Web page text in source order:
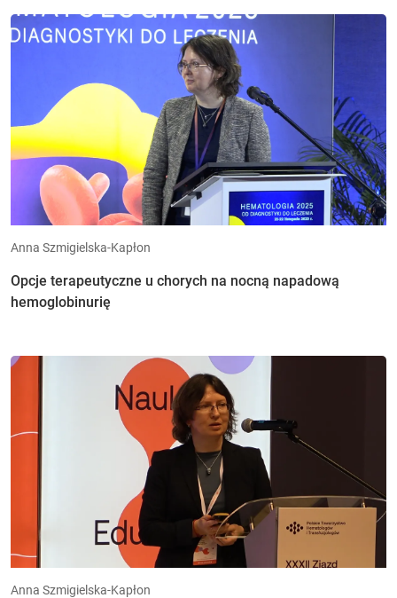
Anna Szmigielska-Kapłon
Opcje terapeutyczne u chorych na nocną napadową
hemoglobinurię
Anna Szmigielska-Kapłon